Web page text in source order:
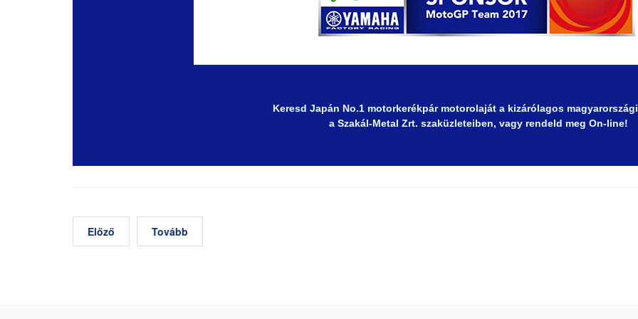
Keresd Japán No.1 motorkerékpár motorolaját a kizárólagos
a Szakál-Metal Zrt. szaküzleteiben, vagy rendeld meg On-line!
Előző Tovább